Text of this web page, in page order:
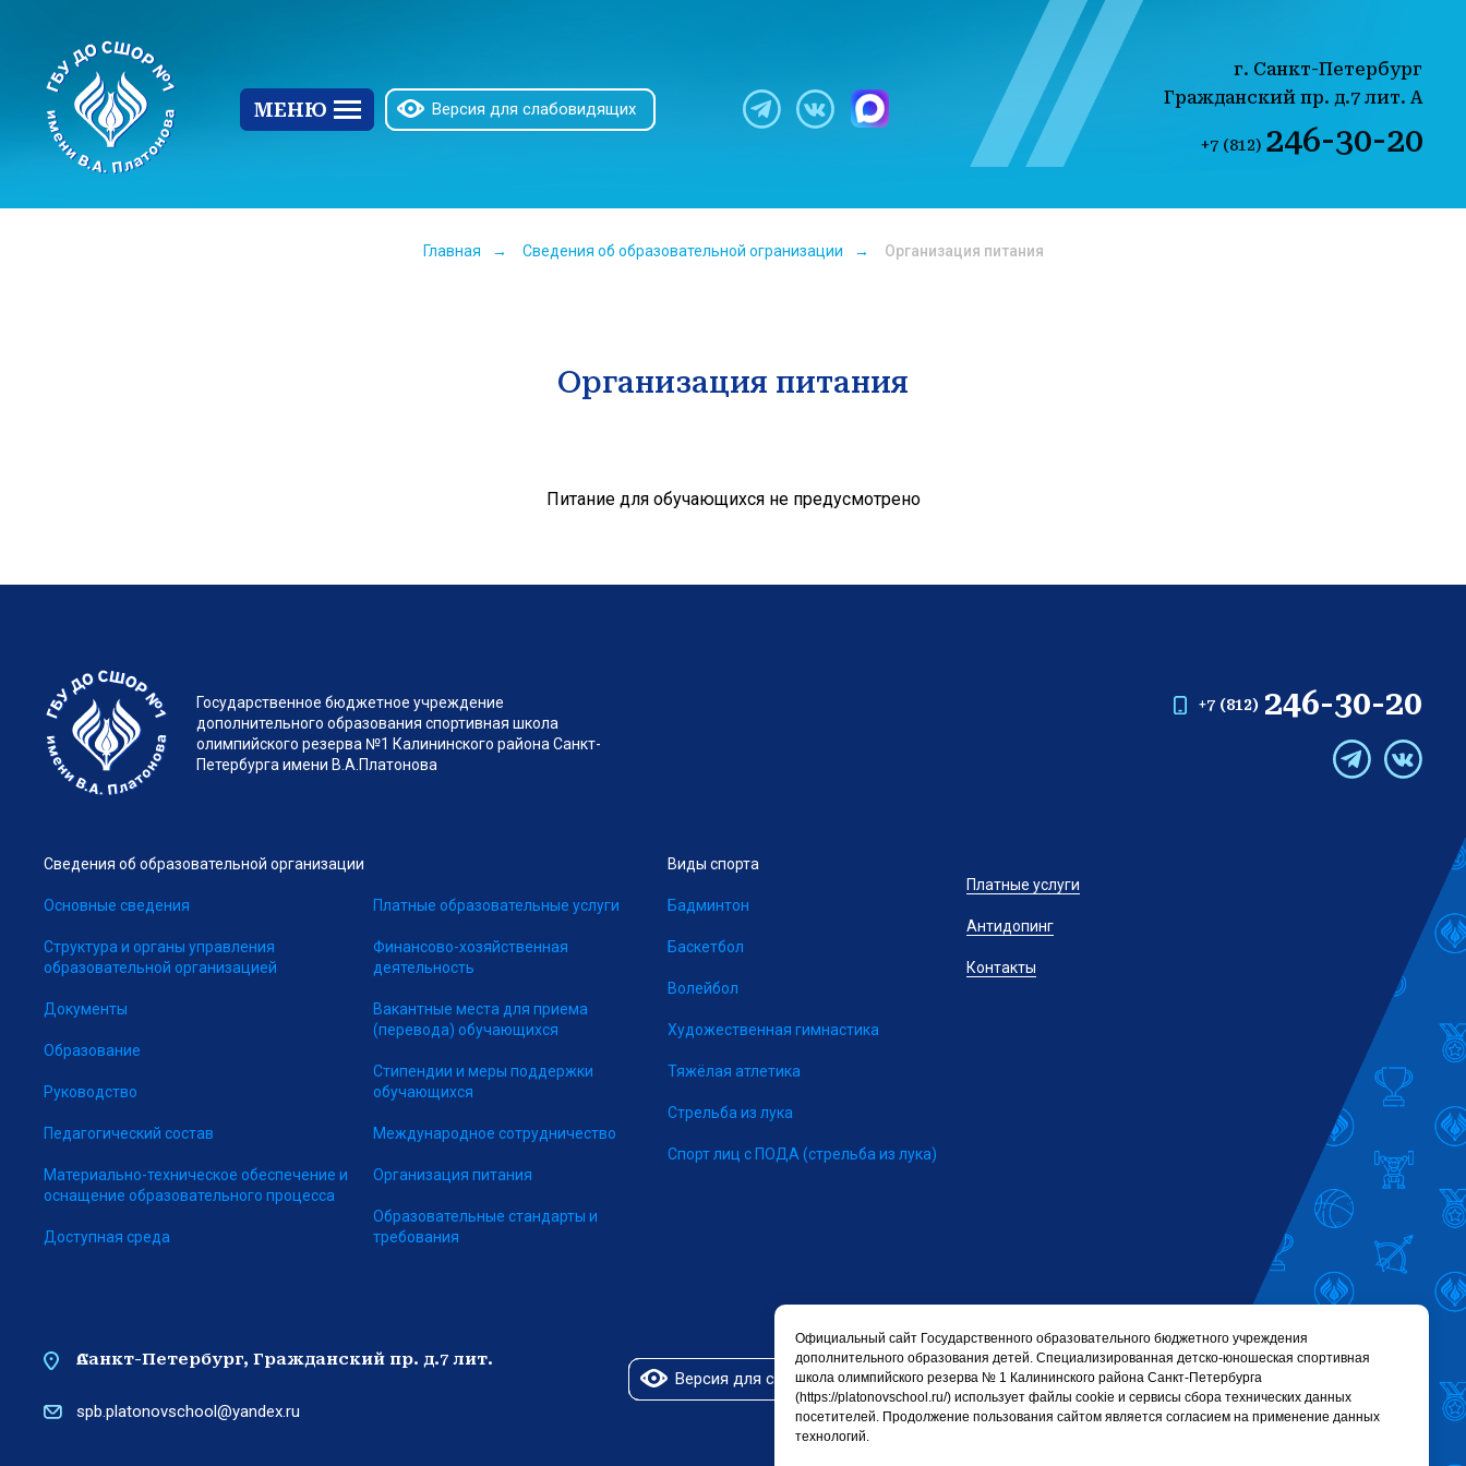
Гражданский пр. д.7 лит. А
г. Санкт-Петербург
+7 (812) 246-30-20
Версия для слабовидящих
МЕНЮ
Главная → Сведения об образовательной огранизации → Организация питания
Организация питания
Питание для обучающихся не предусмотрено
Официальный сайт Государственного образовательного бюджетного учреждения
дополнительного образования детей. Cпециализированная детско-юношеская спортивная
школа олимпийского резерва № 1 Калининского района Санкт-Петербурга
(https://platonovschool.ru/) использует файлы cookie и сервисы сбора технических данных
посетителей. Продолжение пользования сайтом является согласием на применение данных
технологий.
Государственное бюджетное учреждение
дополнительного образования спортивная школа
олимпийского резерва №1 Калининского района Санкт-
Петербурга имени В.А.Платонова
Сведения об образовательной организации
Основные сведения
Структура и органы управления
образовательной организацией
Документы
Образование
Руководство
Педагогический состав
Материально-техническое обеспечение и
оснащение образовательного процесса
Доступная среда
Платные образовательные услуги
Финансово-хозяйственная
деятельность
Вакантные места для приема
(перевода) обучающихся
Стипендии и меры поддержки
обучающихся
Международное сотрудничество
Организация питания
Образовательные стандарты и
требования
Виды спорта
Бадминтон
Баскетбол
Волейбол
Художественная гимнастика
Тяжёлая атлетика
Стрельба из лука
Спорт лиц с ПОДА (стрельба из лука)
Платные услуги
Антидопинг
Контакты
Санкт-Петербург, Гражданский пр. д.7 лит. А
spb.platonovschool@yandex.ru
Версия для слабовидящих
+7 (812) 246-30-20